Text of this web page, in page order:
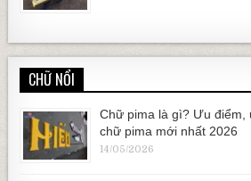
CHỮ NỔI
Chữ pima là gì? Ưu điểm,
chữ pima mới nhất 2026
14/05/2026